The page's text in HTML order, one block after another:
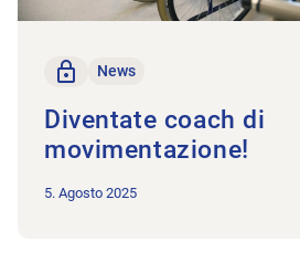
solo per i membri
News
Diventate coach di
movimentazione!
5. Agosto 2025